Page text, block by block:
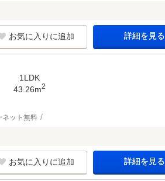
お気に入りに追加 詳細を見る
1LDK
43.26m2
ネット無料
お気に入りに追加 詳細を見る